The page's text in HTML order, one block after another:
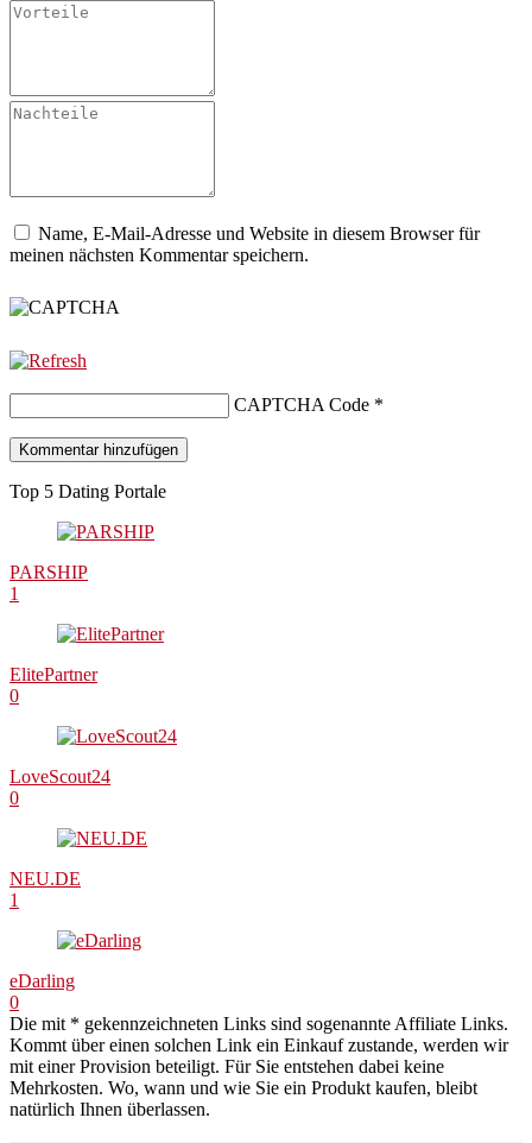
Name, E-Mail-Adresse und Website in diesem Browser für
meinen nächsten Kommentar speichern.
CAPTCHA Code *
Top 5 Dating Portale
PARSHIP
1
ElitePartner
0
LoveScout24
0
NEU.DE
1
eDarling
0
Die mit * gekennzeichneten Links sind sogenannte Affiliate Links.
Kommt über einen solchen Link ein Einkauf zustande, werden wir
mit einer Provision beteiligt. Für Sie entstehen dabei keine
Mehrkosten. Wo, wann und wie Sie ein Produkt kaufen, bleibt
natürlich Ihnen überlassen.